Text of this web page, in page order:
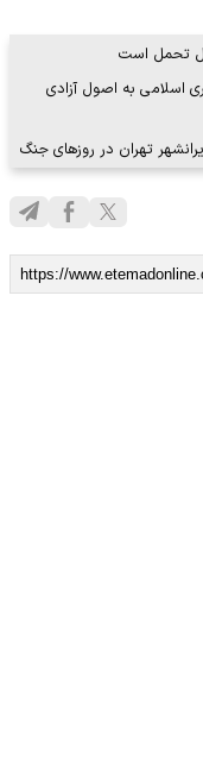
تحمل است
اسلامی به اصول آزادی
تهران در روزهای جنگ